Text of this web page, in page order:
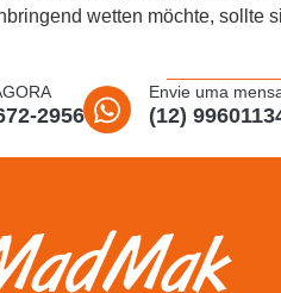
wetten möchte, sollte
2956
Envie uma
(12)